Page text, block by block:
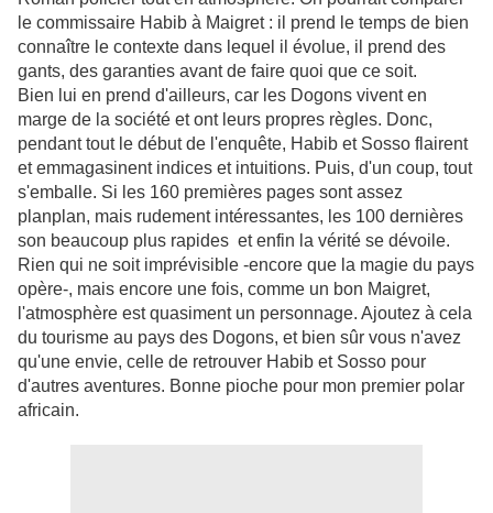
le commissaire Habib à Maigret : il prend le temps de bien
connaître le contexte dans lequel il évolue, il prend des
gants, des garanties avant de faire quoi que ce soit.
Bien lui en prend d'ailleurs, car les Dogons vivent en
marge de la société et ont leurs propres règles. Donc,
pendant tout le début de l'enquête, Habib et Sosso flairent
et emmagasinent indices et intuitions. Puis, d'un coup, tout
s'emballe. Si les 160 premières pages sont assez
planplan, mais rudement intéressantes, les 100 dernières
son beaucoup plus rapides et enfin la vérité se dévoile.
Rien qui ne soit imprévisible -encore que la magie du pays
opère-, mais encore une fois, comme un bon Maigret,
l'atmosphère est quasiment un personnage. Ajoutez à cela
du tourisme au pays des Dogons, et bien sûr vous n'avez
qu'une envie, celle de retrouver Habib et Sosso pour
d'autres aventures. Bonne pioche pour mon premier polar
africain.